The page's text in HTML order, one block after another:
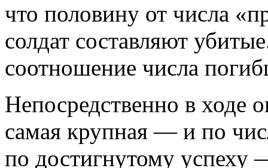
что половину от числа
солдат составляют
соотношение числа
Непосредственно в ходе
самая крупная — и по
по достигнутому успеху